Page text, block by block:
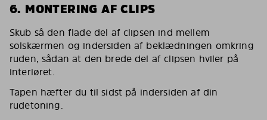
6. MONTERING AF CLIPS
Skub så den flade del af clipsen ind mellem
solskærmen og indersiden af beklædningen omkring
ruden, sådan at den brede del af clipsen hviler på
interiøret.
Tapen hæfter du til sidst på indersiden af din
rudetoning.